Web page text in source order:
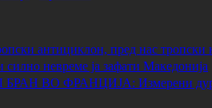
антициклон, пред нас тропски
силно невреме ја зафати Македонија
ВО ФРАНЦИЈА: Измерени дури